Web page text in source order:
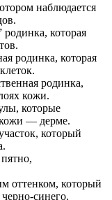
наблюдается
которая
родинка, которая
родинка,
кожи.
которые
кожи — дерме.
который
оттенком, который
синего.